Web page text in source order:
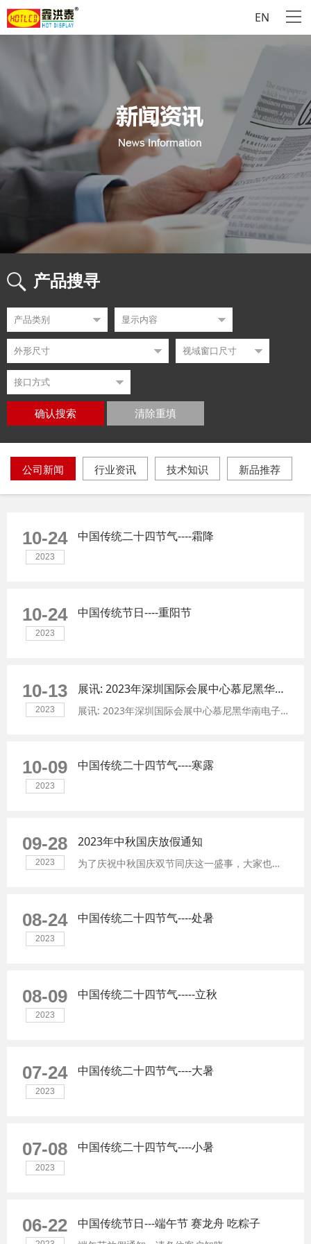
EN
产品搜寻
确认搜索 清除重填
公司新闻 行业资讯 技术知识 新品推荐
10-24
2023
中国传统二十四节气----霜降
10-24
2023
中国传统节日----重阳节
10-13
2023
展讯: 2023年深圳国际会展中心慕尼黑华南电子展2号馆2C13 (10月30日~11月1日)
展讯: 2023年深圳国际会展中心慕尼黑华南电子展2号馆2C13 (10月30日~11月1日)
10-09
2023
中国传统二十四节气----寒露
09-28
2023
2023年中秋国庆放假通知
为了庆祝中秋国庆双节同庆这一盛事，大家也即将迎来8天长假。
08-24
2023
中国传统二十四节气----处暑
08-09
2023
中国传统二十四节气-----立秋
07-24
2023
中国传统二十四节气----大暑
07-08
2023
中国传统二十四节气----小暑
06-22 中国传统节日---端午节 赛龙舟 吃粽子